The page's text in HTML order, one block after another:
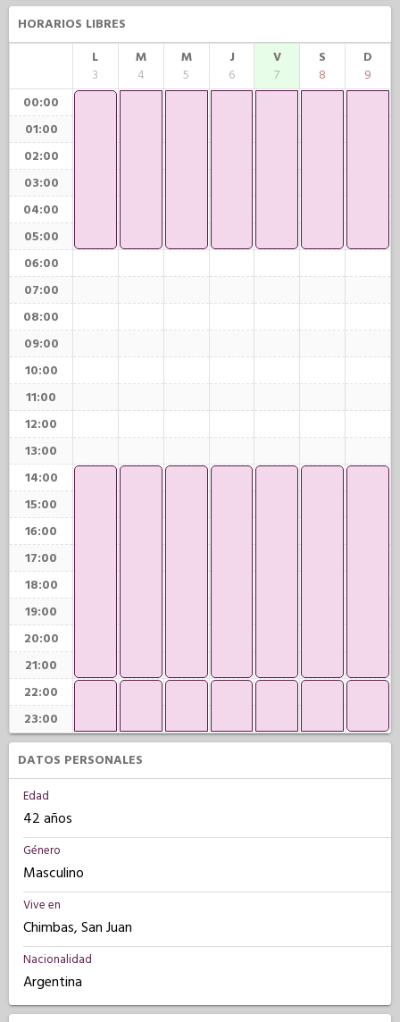
HORARIOS LIBRES
L
3
M
4
M
5
J
6
V
7
S
8
D
9
00:00
01:00
02:00
03:00
04:00
05:00
06:00
07:00
08:00
09:00
10:00
11:00
12:00
13:00
14:00
15:00
16:00
17:00
18:00
19:00
20:00
21:00
22:00
23:00
DATOS PERSONALES
Edad
42 años
Género
Masculino
Vive en
Chimbas, San Juan
Nacionalidad
Argentina